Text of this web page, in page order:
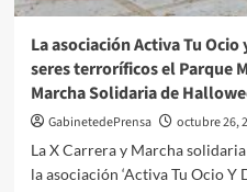
La asociación Activa Tu
seres terroríficos el Parque
Marcha Solidaria de
GabinetedePrensa octubre 26,
La X Carrera y Marcha
la asociación ‘Activa Tu Ocio Y